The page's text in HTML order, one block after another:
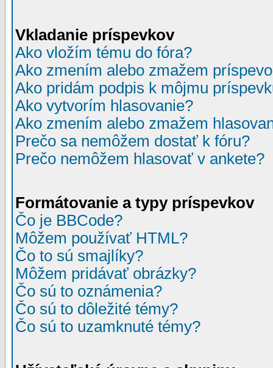
Vkladanie príspevkov
Ako vložím tému do fóra?
Ako zmením alebo zmažem
Ako pridám podpis k môjmu
Ako vytvorím hlasovanie?
Ako zmením alebo zmažem
Prečo sa nemôžem dostať k fóru?
Prečo nemôžem hlasovať v ankete?
Formátovanie a typy príspevkov
Čo je BBCode?
Môžem používať HTML?
Čo to sú smajlíky?
Môžem pridávať obrázky?
Čo sú to oznámenia?
Čo sú to dôležité témy?
Čo sú to uzamknuté témy?